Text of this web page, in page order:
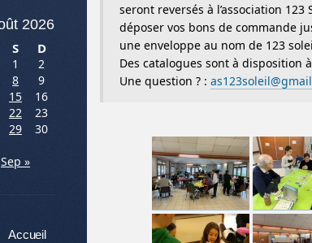
2026
S D
1
2
8
9
15
16
22
23
29
30
Sep »
Accueil
seront reversés à l’association
déposer vos bons de commande
une enveloppe au nom de 123
Des catalogues sont à disposition
Une question ? :